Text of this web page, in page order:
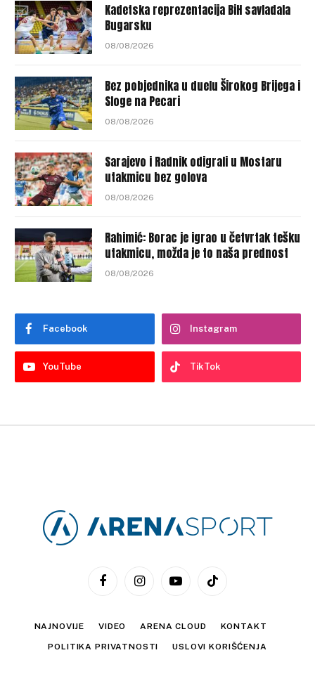
Kadetska reprezentacija BiH savladala
Bugarsku
08/08/2026
Bez pobjednika u duelu Širokog Brijega i
Sloge na Pecari
08/08/2026
Sarajevo i Radnik odigrali u Mostaru
utakmicu bez golova
08/08/2026
Rahimić: Borac je igrao u četvrtak tešku
utakmicu, možda je to naša prednost
08/08/2026
Facebook Instagram
YouTube TikTok
FacebookInstagramYouTubeTikTok
NAJNOVIJE VIDEO ARENA CLOUD KONTAKT
POLITIKA PRIVATNOSTI USLOVI KORIŠĆENJA